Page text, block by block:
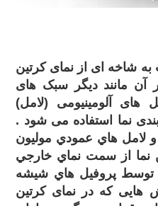
شاخه ای از نمای کرتین
آن مانند دیگر سبک های
های آلومینیومی (لامل)
نما استفاده می شود .
لامل هاي عمودي موليون
نما از سمت نماي خارجي
توسط پروفيل هاي شيشه
هایی که در نمای کرتین